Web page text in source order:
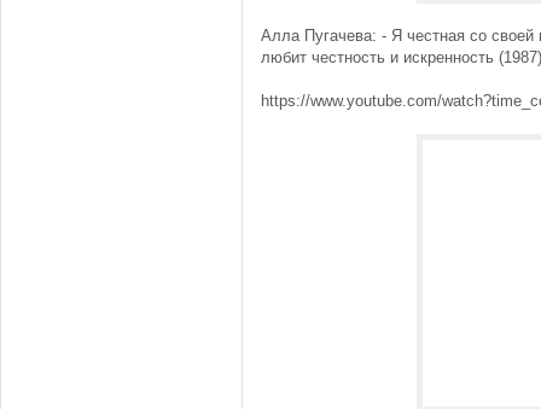
Алла Пугачева: - Я честная со своей
любит честность и искренность (1987)
https://www.youtube.com/